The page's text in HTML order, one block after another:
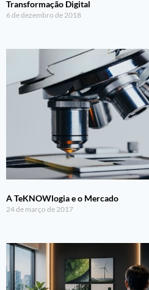
Transformação Digital
6 de dezembro de 2018
A TeKNOWlogia e o Mercado
24 de março de 2017